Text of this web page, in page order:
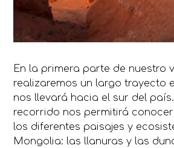
En la primera parte de nuestro
realizaremos un largo trayecto
nos llevará hacia el sur del
recorrido nos permitirá
los diferentes paisajes y
Mongolia: las llanuras y las